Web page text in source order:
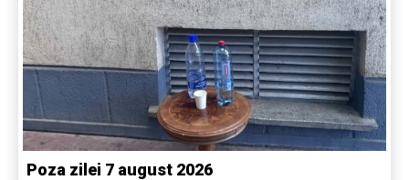
Poza zilei 7 august 2026